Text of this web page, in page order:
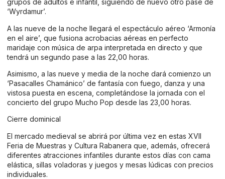
grupos de adultos e infantil, siguiendo de nuevo otro pase de
‘Wyrdamur’.
A las nueve de la noche llegará el espectáculo aéreo ‘Armonía
en el aire’, que fusiona acrobacias aéreas en perfecto
maridaje con música de arpa interpretada en directo y que
tendrá un segundo pase a las 22,00 horas.
Asimismo, a las nueve y media de la noche dará comienzo un
‘Pasacalles Chamánico’ de fantasía con fuego, danza y una
vistosa puesta en escena, completándose la jornada con el
concierto del grupo Mucho Pop desde las 23,00 horas.
Cierre dominical
El mercado medieval se abrirá por última vez en estas XVII
Feria de Muestras y Cultura Rabanera que, además, ofrecerá
diferentes atracciones infantiles durante estos días con cama
elástica, sillas voladoras y juegos y mesas lúdicas con precios
individuales.